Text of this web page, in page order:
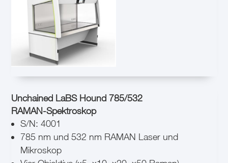
Unchained LaBS Hound 785/532
RAMAN-Spektroskop
S/N: 4001
785 nm und 532 nm RAMAN Laser und
Mikroskop